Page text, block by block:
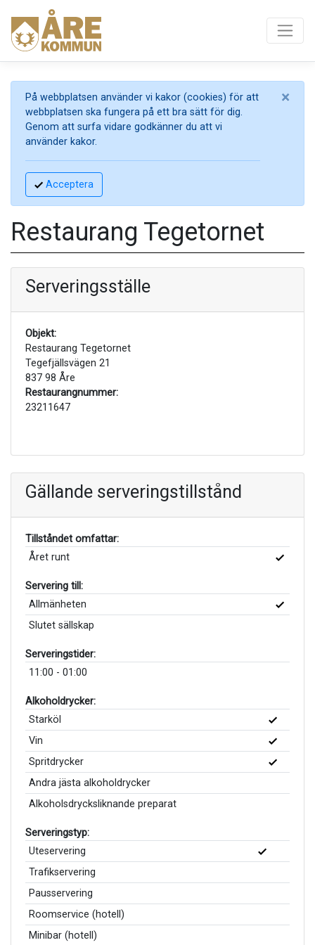
På webbplatsen använder vi kakor (cookies) för att
webbplatsen ska fungera på ett bra sätt för dig.
Genom att surfa vidare godkänner du att vi
använder kakor.
Acceptera
×
Restaurang Tegetornet
Serveringsställe
Objekt:
Restaurang Tegetornet
Tegefjällsvägen 21
837 98 Åre
Restaurangnummer:
23211647
Gällande serveringstillstånd
Tillståndet omfattar:
Året runt
Servering till:
Allmänheten
Slutet sällskap
Serveringstider:
11:00 - 01:00
Alkoholdrycker:
Starköl
Vin
Spritdrycker
Andra jästa alkoholdrycker
Alkoholsdrycksliknande preparat
Serveringstyp:
Uteservering
Trafikservering
Pausservering
Roomservice (hotell)
Minibar (hotell)